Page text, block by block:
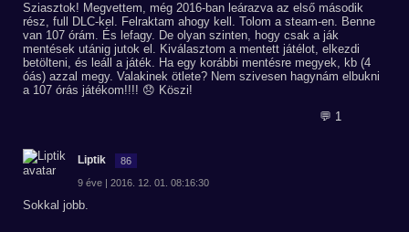
Sziasztok! Megvettem, még 2016-ban leárazva az első második
rész, full DLC-kel. Felraktam ahogy kell. Tolom a steam-en. Benne
van 107 órám. És lefagy. De olyan szinten, hogy csak a ják
mentések utánig jutok el. Kiválasztom a mentett játélot, elkezdi
betölteni, és leáll a játék. Ha egy korábbi mentésre megyek, kb (4
óás) azzal megy. Valakinek ötlete? Nem szivesen hagynám elbukni
a 107 órás játékom!!!! 😞 Köszi!
💬 1
Liptik 86
9 éve | 2016. 12. 01. 08:16:30
Sokkal jobb.